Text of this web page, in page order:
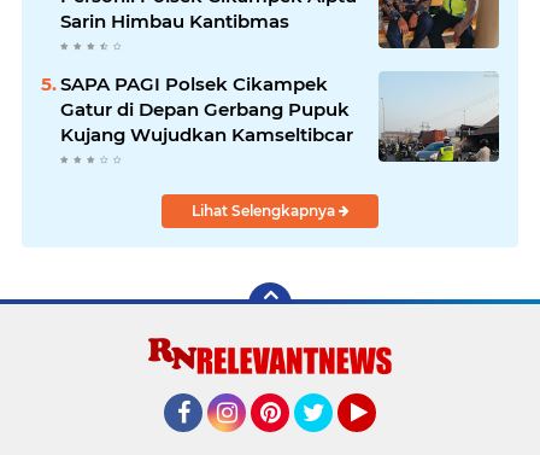
Sarin Himbau Kantibmas
SAPA PAGI Polsek Cikampek
Gatur di Depan Gerbang Pupuk
Kujang Wujudkan Kamseltibcar
Lihat Selengkapnya